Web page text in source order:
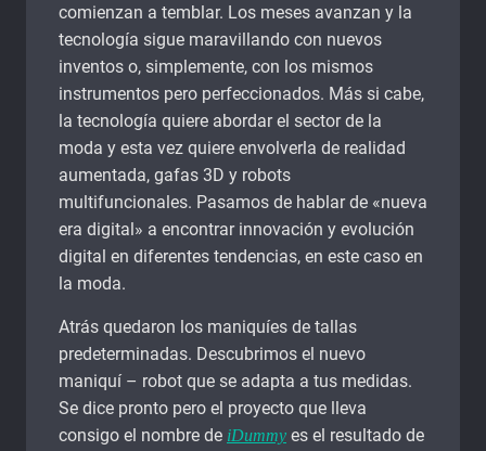
comienzan a temblar. Los meses avanzan y la
tecnología sigue maravillando con nuevos
inventos o, simplemente, con los mismos
instrumentos pero perfeccionados. Más si cabe,
la tecnología quiere abordar el sector de la
moda y esta vez quiere envolverla de realidad
aumentada, gafas 3D y robots
multifuncionales. Pasamos de hablar de «nueva
era digital» a encontrar innovación y evolución
digital en diferentes tendencias, en este caso en
la moda.
Atrás quedaron los maniquíes de tallas
predeterminadas. Descubrimos el nuevo
maniquí – robot que se adapta a tus medidas.
Se dice pronto pero el proyecto que lleva
consigo el nombre de iDummy es el resultado de